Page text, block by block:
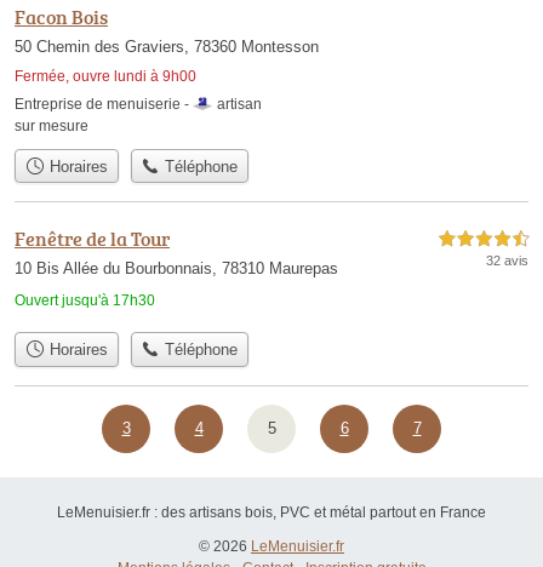
Facon Bois
50 Chemin des Graviers, 78360 Montesson
Fermée, ouvre lundi à 9h00
Entreprise de menuiserie -
artisan
sur mesure
Horaires Téléphone
Fenêtre de la Tour
10 Bis Allée du Bourbonnais, 78310 Maurepas
Ouvert jusqu'à 17h30
4,5 étoiles sur 5
32 avis
Horaires Téléphone
3 4 5 6 7
LeMenuisier.fr : des artisans bois, PVC et métal partout en France
© 2026 LeMenuisier.fr